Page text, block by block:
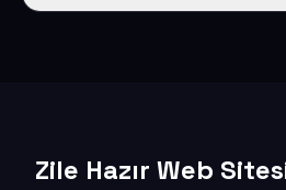
Zile Hazır Web